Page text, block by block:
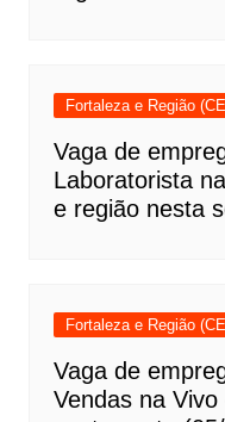
Fortaleza e Região
Vaga de
Laboratorista
e região nesta
Fortaleza e Região
Vaga de
Vendas na